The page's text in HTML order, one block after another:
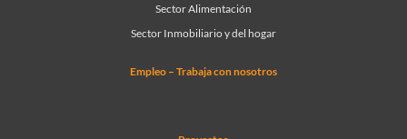
Sector Alimentación
Sector Inmobiliario y del hogar
Empleo – Trabaja con nosotros